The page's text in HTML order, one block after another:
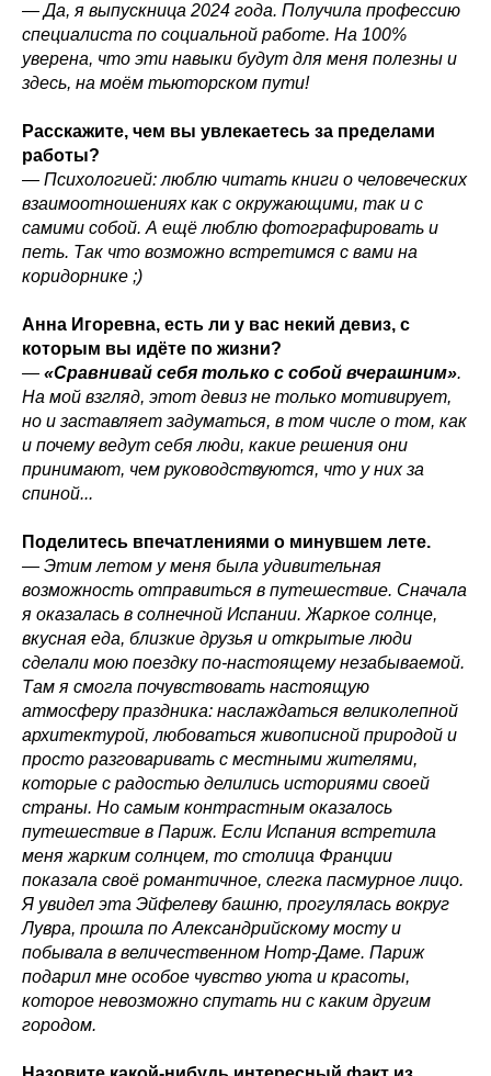
— Да, я выпускница 2024 года. Получила профессию
специалиста по социальной работе. На 100%
уверена, что эти навыки будут для меня полезны и
здесь, на моём тьюторском пути!
Расскажите, чем вы увлекаетесь за пределами
работы?
— Психологией: люблю читать книги о человеческих
взаимоотношениях как с окружающими, так и с
самими собой. А ещё люблю фотографировать и
петь. Так что возможно встретимся с вами на
коридорнике ;)
Анна Игоревна, есть ли у вас некий девиз, с
которым вы идёте по жизни?
— «Сравнивай себя только с собой вчерашним».
На мой взгляд, этот девиз не только мотивирует,
но и заставляет задуматься, в том числе о том, как
и почему ведут себя люди, какие решения они
принимают, чем руководствуются, что у них за
спиной...
Поделитесь впечатлениями о минувшем лете.
— Этим летом у меня была удивительная
возможность отправиться в путешествие. Сначала
я оказалась в солнечной Испании. Жаркое солнце,
вкусная еда, близкие друзья и открытые люди
сделали мою поездку по-настоящему незабываемой.
Там я смогла почувствовать настоящую
атмосферу праздника: наслаждаться великолепной
архитектурой, любоваться живописной природой и
просто разговаривать с местными жителями,
которые с радостью делились историями своей
страны. Но самым контрастным оказалось
путешествие в Париж. Если Испания встретила
меня жарким солнцем, то столица Франции
показала своё романтичное, слегка пасмурное лицо.
Я увидел эта Эйфелеву башню, прогулялась вокруг
Лувра, прошла по Александрийскому мосту и
побывала в величественном Нотр-Даме. Париж
подарил мне особое чувство уюта и красоты,
которое невозможно спутать ни с каким другим
городом.